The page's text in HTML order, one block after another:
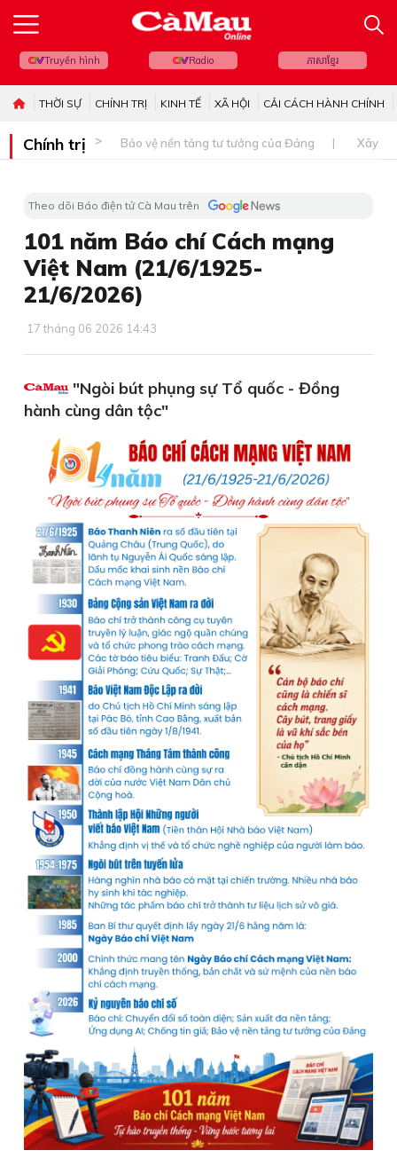
Truyền hình Radio ភាសាខ្មែរ
THỜI SỰ CHÍNH TRỊ KINH TẾ XÃ HỘI CẢI CÁCH HÀNH CHÍNH
Chính trị Bảo vệ nền tảng tư tưởng của Đảng Xây
Theo dõi Báo điện tử Cà Mau trên
101 năm Báo chí Cách mạng
Việt Nam (21/6/1925-
21/6/2026)
17 tháng 06 2026 14:43
"Ngòi bút phụng sự Tổ quốc - Đồng
hành cùng dân tộc"